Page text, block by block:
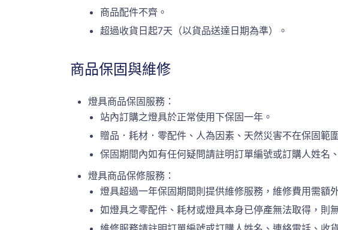
商品配件不齊。
超過收貨日起7天（以貨品送達日期為準）。
商品保固與維修
燈具商品保固服務：
站內訂購之燈具於正常使用下保固一年。
贈品．耗材．零配件、人為因素、天然災害不在保固範
保固期間內如有任何疑問請註明訂單編號或訂購人姓
燈具商品保修服務：
燈具超過一年保固期間則提供維修服務，維修費用需額
如燈具之零配件、耗材或燈具本身已停產無法取得，則